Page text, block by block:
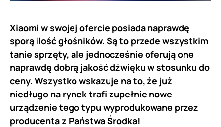
Xiaomi w swojej ofercie posiada naprawdę
sporą ilość głośników. Są to przede wszystkim
tanie sprzęty, ale jednocześnie oferują one
naprawdę dobrą jakość dźwięku w stosunku do
ceny. Wszystko wskazuje na to, że już
niedługo na rynek trafi zupełnie nowe
urządzenie tego typu wyprodukowane przez
producenta z Państwa Środka!